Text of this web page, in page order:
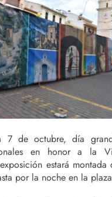
7 de octubre, día
en honor a la
estará montada
por la noche en la